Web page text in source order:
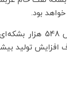
تصمیم ائتلاف اوپک
افزایش تولید